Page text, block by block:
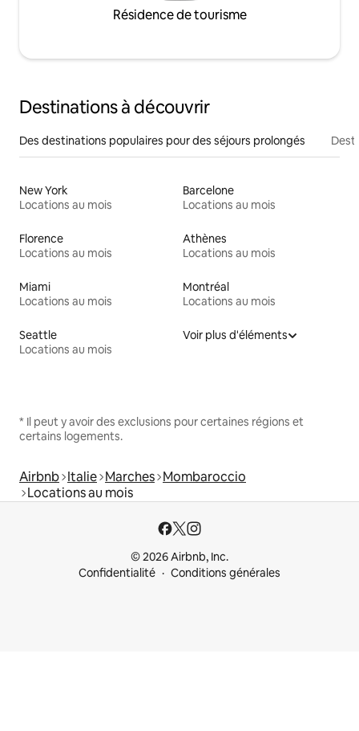
Résidence de tourisme
Destinations à découvrir
Des destinations populaires pour des séjours prolongés
New York
Locations au mois
Barcelone
Locations au mois
Florence
Locations au mois
Athènes
Locations au mois
Miami
Locations au mois
Montréal
Locations au mois
Seattle
Locations au mois
Voir plus d'éléments
* Il peut y avoir des exclusions pour certaines régions et
certains logements.
Airbnb Italie Marches Mombaroccio
Locations au mois
© 2026 Airbnb, Inc.
Confidentialité
Conditions générales